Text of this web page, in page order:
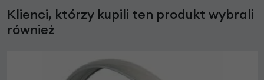
Klienci, którzy kupili ten produkt wybrali
również